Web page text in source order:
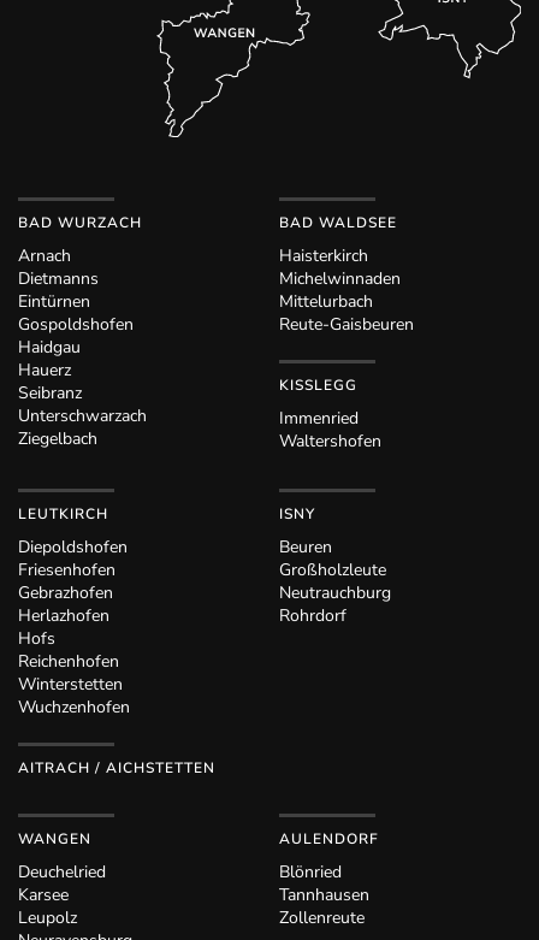
BAD WURZACH
Arnach
Dietmanns
Eintürnen
Gospoldshofen
Haidgau
Hauerz
Seibranz
Unterschwarzach
Ziegelbach
BAD WALDSEE
Haisterkirch
Michelwinnaden
Mittelurbach
Reute-Gaisbeuren
KISSLEGG
Immenried
Waltershofen
LEUTKIRCH
Diepoldshofen
Friesenhofen
Gebrazhofen
Herlazhofen
Hofs
Reichenhofen
Winterstetten
Wuchzenhofen
AITRACH / AICHSTETTEN
ISNY
Beuren
Großholzleute
Neutrauchburg
Rohrdorf
WANGEN
Deuchelried
Karsee
Leupolz
AULENDORF
Blönried
Tannhausen
Zollenreute